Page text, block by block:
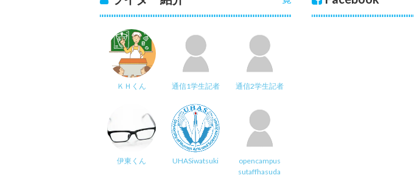
ＫＨくん 通信1学生記者 通信2学生記者
伊東くん UHASiwatsuki
opencampus
sutaffhasuda